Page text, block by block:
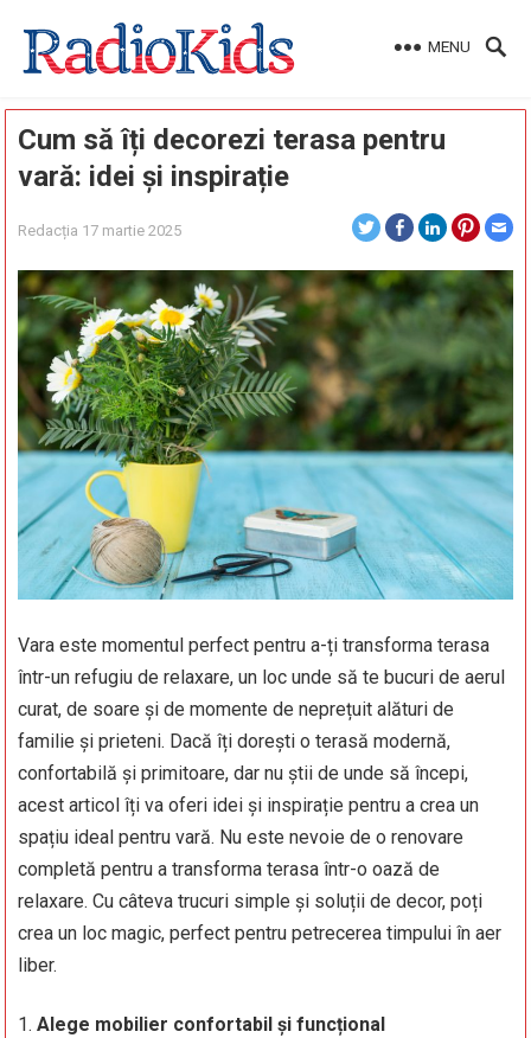
MENU
Cum să îți decorezi terasa pentru
vară: idei și inspirație
Redacția 17 martie 2025
Vara este momentul perfect pentru a-ți transforma terasa
într-un refugiu de relaxare, un loc unde să te bucuri de aerul
curat, de soare și de momente de neprețuit alături de
familie și prieteni. Dacă îți dorești o terasă modernă,
confortabilă și primitoare, dar nu știi de unde să începi,
acest articol îți va oferi idei și inspirație pentru a crea un
spațiu ideal pentru vară. Nu este nevoie de o renovare
completă pentru a transforma terasa într-o oază de
relaxare. Cu câteva trucuri simple și soluții de decor, poți
crea un loc magic, perfect pentru petrecerea timpului în aer
liber.
Alege mobilier confortabil și funcțional